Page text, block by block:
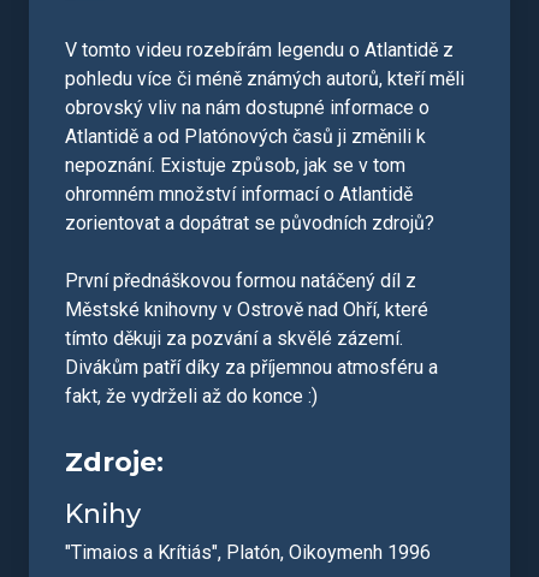
V tomto videu rozebírám legendu o Atlantidě z
pohledu více či méně známých autorů, kteří měli
obrovský vliv na nám dostupné informace o
Atlantidě a od Platónových časů ji změnili k
nepoznání. Existuje způsob, jak se v tom
ohromném množství informací o Atlantidě
zorientovat a dopátrat se původních zdrojů?
První přednáškovou formou natáčený díl z
Městské knihovny v Ostrově nad Ohří, které
tímto děkuji za pozvání a skvělé zázemí.
Divákům patří díky za příjemnou atmosféru a
fakt, že vydrželi až do konce :)
Zdroje:
Knihy
"Timaios a Krítiás", Platón, Oikoymenh 1996